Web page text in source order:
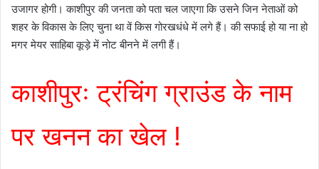
उजागर होगी। काशीपुर की जनता को पता चल जाएगा कि उसने जिन नेताओं को
शहर के विकास के लिए चुना था वें किस गोरखधंधे में लगे हैं। की सफाई हो या ना हो
मगर मेयर साहिबा कूड़े में नोट बीनने में लगी हैं।
काशीपुरः ट्रंचिंग ग्राउंड के नाम
पर खनन का खेल !